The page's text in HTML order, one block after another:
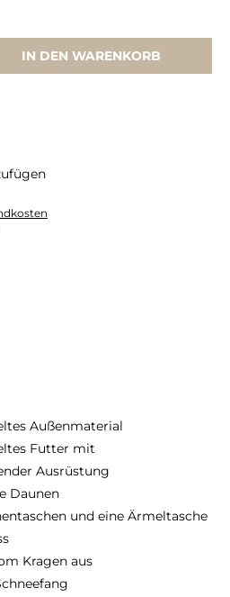
IN DEN WARENKORB
Außenmaterial
Futter mit
Ausrüstung
Daunen
und eine Ärmeltasche
Kragen aus